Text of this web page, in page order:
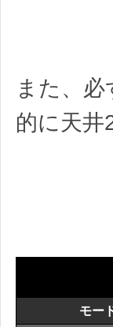
また、
的に天井
モー